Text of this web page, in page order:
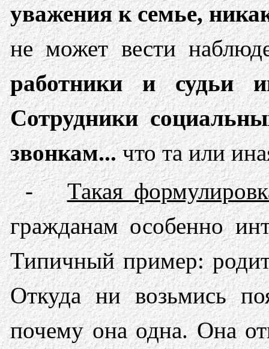
уважения к семье,
не может вести
работники и судьи
Сотрудники
звонкам...что та или
-Такая
гражданам особенно
Типичный пример:
Откуда ни возьмись
почему она одна. Она